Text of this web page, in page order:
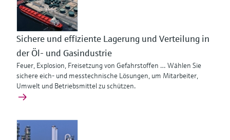
Sichere und effiziente Lagerung und Verteilung in
der Öl- und Gasindustrie
Feuer, Explosion, Freisetzung von Gefahrstoffen … Wählen Sie
sichere eich- und messtechnische Lösungen, um Mitarbeiter,
Umwelt und Betriebsmittel zu schützen.